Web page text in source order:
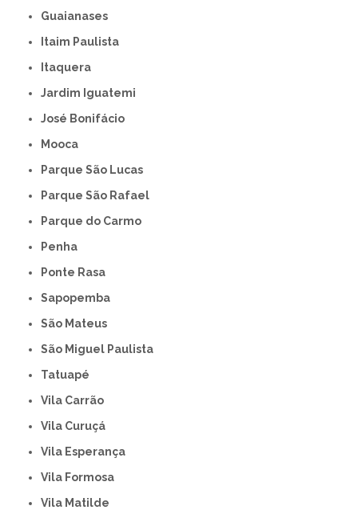
Guaianases
Itaim Paulista
Itaquera
Jardim Iguatemi
José Bonifácio
Mooca
Parque São Lucas
Parque São Rafael
Parque do Carmo
Penha
Ponte Rasa
Sapopemba
São Mateus
São Miguel Paulista
Tatuapé
Vila Carrão
Vila Curuçá
Vila Esperança
Vila Formosa
Vila Matilde